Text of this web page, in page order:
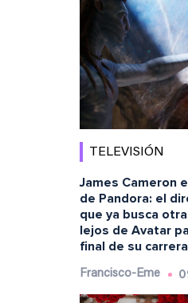
TELEVISIÓN
James Cameron
de Pandora: el
que ya busca
lejos de Avatar
final de su carrera
Francisco-Eme